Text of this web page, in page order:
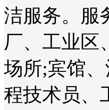
洁服务。服
厂、工业区
场所;宾馆
程技术员、